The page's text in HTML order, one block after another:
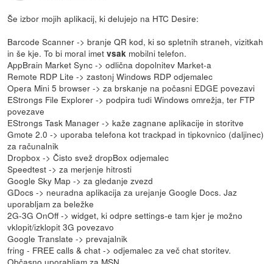
Še izbor mojih aplikacij, ki delujejo na HTC Desire:
Barcode Scanner -> branje QR kod, ki so spletnih straneh, vizitkah
in še kje. To bi moral imetvsak mobilni telefon.
AppBrain Market Sync -> odlična dopolnitev Market-a
Remote RDP Lite -> zastonj Windows RDP odjemalec
Opera Mini 5 browser -> za brskanje na počasni EDGE povezavi
EStrongs File Explorer -> podpira tudi Windows omrežja, ter FTP
povezave
EStrongs Task Manager -> kaže zagnane aplikacije in storitve
Gmote 2.0 -> uporaba telefona kot trackpad in tipkovnico (daljinec)
za računalnik
Dropbox -> Čisto svež dropBox odjemalec
Speedtest -> za merjenje hitrosti
Google Sky Map -> za gledanje zvezd
GDocs -> neuradna aplikacija za urejanje Google Docs. Jaz
uporabljam za beležke
2G-3G OnOff -> widget, ki odpre settings-e tam kjer je možno
vklopit/izklopit 3G povezavo
Google Translate -> prevajalnik
fring - FREE calls & chat -> odjemalec za več chat storitev.
Občasno uporabljam za MSN